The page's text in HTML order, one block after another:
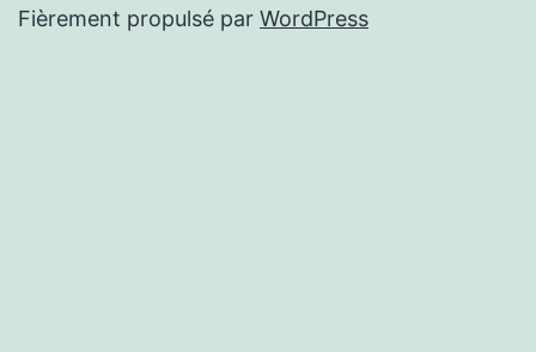
Fièrement propulsé par WordPress